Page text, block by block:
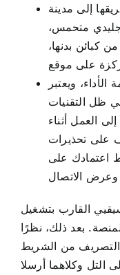
إلى مدينة
متحمس،
كبائن بدنها،
ويعتبر
ظل التقنيات
العمل أثناء
على تحذيرات
اعتمادك على
القارب بتشغيل
بعد ذلك، نظرًا
التصريف من الشريط
وكلاهما أرسلا